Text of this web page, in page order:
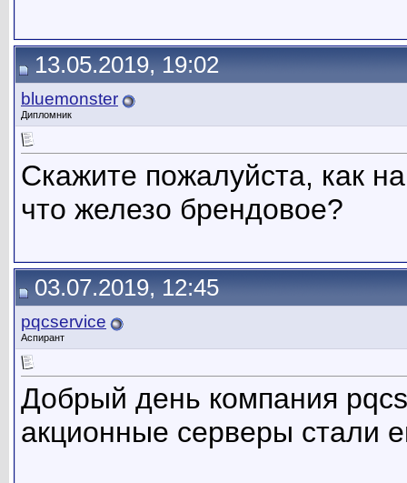
13.05.2019, 19:02
bluemonster
Дипломник
Скажите пожалуйста, как
что железо брендовое?
03.07.2019, 12:45
pqcservice
Аспирант
Добрый день компания
акционные серверы стали